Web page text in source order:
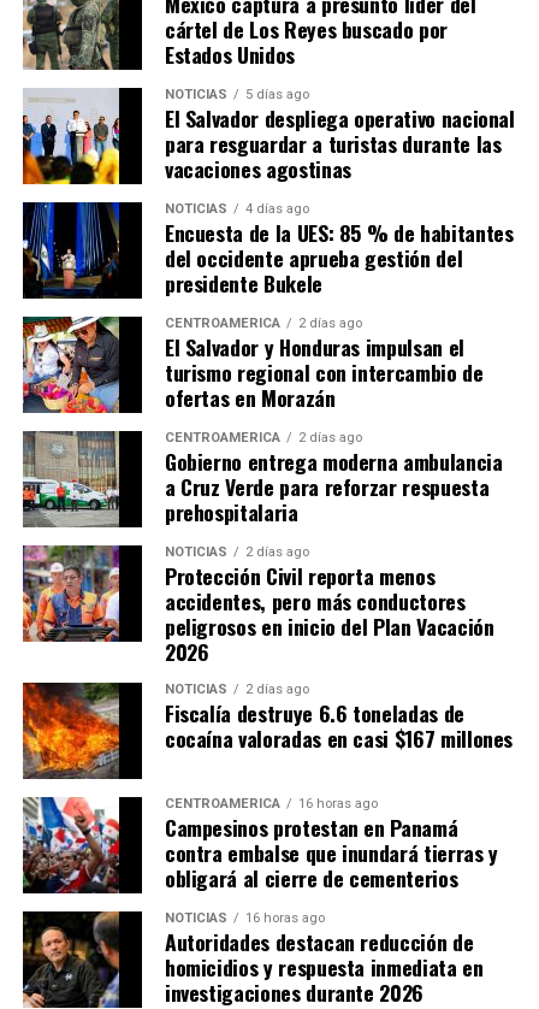
cártel de Los Reyes buscado por
Estados Unidos
NOTICIAS 5 días ago
El Salvador despliega operativo nacional
para resguardar a turistas durante las
vacaciones agostinas
NOTICIAS 4 días ago
Encuesta de la UES: 85 % de habitantes
del occidente aprueba gestión del
presidente Bukele
CENTROAMÉRICA 2 días ago
El Salvador y Honduras impulsan el
turismo regional con intercambio de
ofertas en Morazán
CENTROAMÉRICA 2 días ago
Gobierno entrega moderna ambulancia
a Cruz Verde para reforzar respuesta
prehospitalaria
NOTICIAS 2 días ago
Protección Civil reporta menos
accidentes, pero más conductores
peligrosos en inicio del Plan Vacación
2026
NOTICIAS 2 días ago
Fiscalía destruye 6.6 toneladas de
cocaína valoradas en casi $167 millones
CENTROAMÉRICA 16 horas ago
Campesinos protestan en Panamá
contra embalse que inundará tierras y
obligará al cierre de cementerios
NOTICIAS 16 horas ago
Autoridades destacan reducción de
homicidios y respuesta inmediata en
investigaciones durante 2026